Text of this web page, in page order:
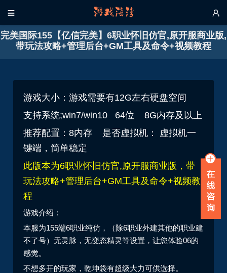
 
完美国际155【亿信完美】6职业怀旧仿官,原开服商业版,
带玩法攻略+管理后台+GM工具及命令+视频教程
游戏大小：游戏需要有12G左右硬盘空间
支持系统;win7/win10 64位 8G内存及以上
推荐配置：8内存 是否虚拟机： 虚拟机一
键端，简单稳定
此版本为6职业怀旧仿官,原开服商业版，带
玩法攻略+管理后台+GM工具及命令+视频教
程
游戏介绍：
本服为155端6职业纯仿，（除6职业外建其他的职业建
不了号）无灵脉，无变态精灵等设置，让您体验06的
感觉。
不想多开的玩家，乾坤袋有超级大力可供选择。